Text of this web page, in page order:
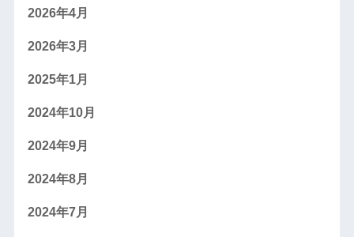
2026年4月
2026年3月
2025年1月
2024年10月
2024年9月
2024年8月
2024年7月